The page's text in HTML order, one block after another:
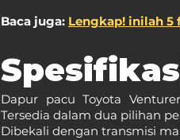
Baca juga: Lengkap! inilah 5
Dapur pacu Toyota
Tersedia dalam dua pilihan
Dibekali dengan transmisi